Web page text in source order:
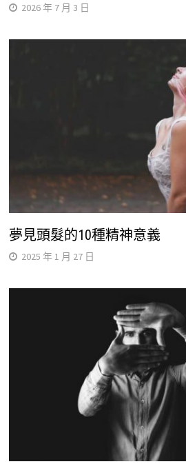
2026 年 7 月 3 日
夢見頭髮的10種精神意義
2025 年 1 月 27 日